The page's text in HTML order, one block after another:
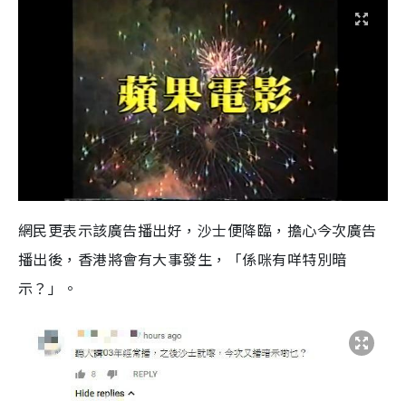
網民更表示該廣告播出好，沙士便降臨，擔心今次廣告
播出後，香港將會有大事發生，「係咪有咩特別暗
示？」。